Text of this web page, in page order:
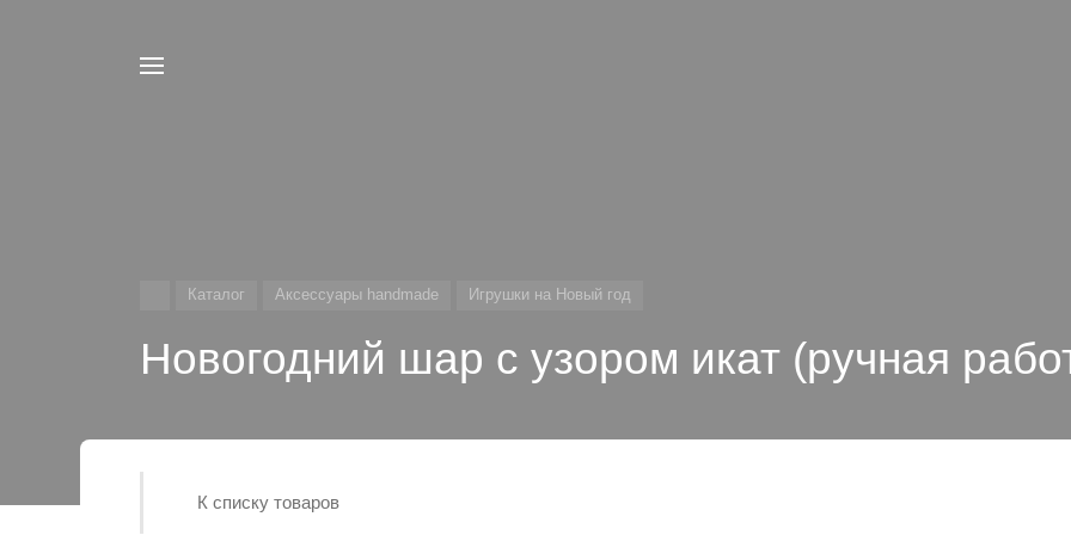
Каталог Аксессуары handmade Игрушки на Новый год
Новогодний шар с узором икат (ручная
К списку товаров